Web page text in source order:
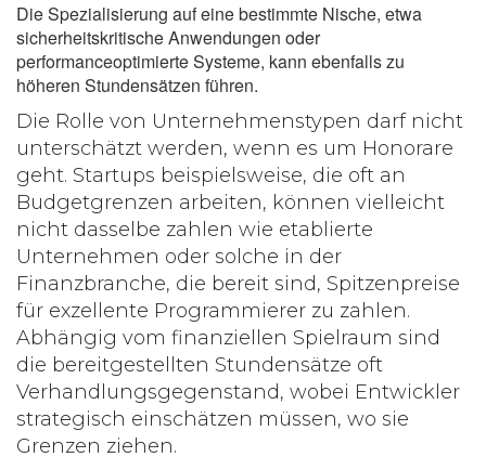
Die Spezialisierung auf eine bestimmte Nische, etwa
sicherheitskritische Anwendungen oder
performanceoptimierte Systeme, kann ebenfalls zu
höheren Stundensätzen führen.
Die Rolle von Unternehmenstypen darf nicht
unterschätzt werden, wenn es um Honorare
geht. Startups beispielsweise, die oft an
Budgetgrenzen arbeiten, können vielleicht
nicht dasselbe zahlen wie etablierte
Unternehmen oder solche in der
Finanzbranche, die bereit sind, Spitzenpreise
für exzellente Programmierer zu zahlen.
Abhängig vom finanziellen Spielraum sind
die bereitgestellten Stundensätze oft
Verhandlungsgegenstand, wobei Entwickler
strategisch einschätzen müssen, wo sie
Grenzen ziehen.